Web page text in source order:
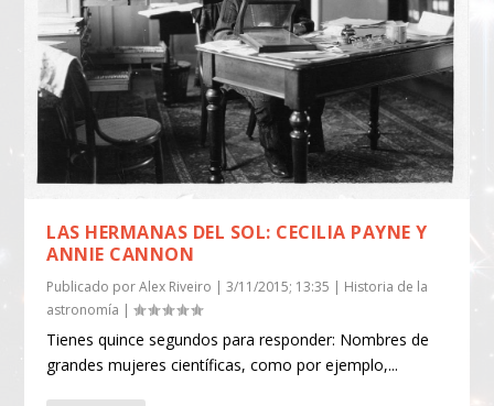
LAS HERMANAS DEL SOL: CECILIA PAYNE Y
ANNIE CANNON
Publicado porAlex Riveiro |3/11/2015; 13:35 | Historia de la
astronomía |
Tienes quince segundos para responder: Nombres de
grandes mujeres científicas, como por ejemplo,...